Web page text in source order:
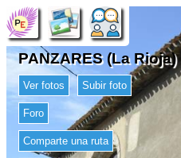
PANZARES (La Rioja)
Ver fotos Subir foto
Foro
Comparte una ruta